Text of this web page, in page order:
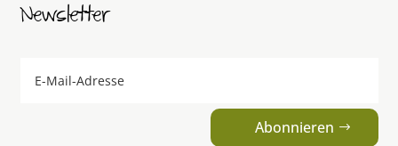
Newsletter
Abonnieren